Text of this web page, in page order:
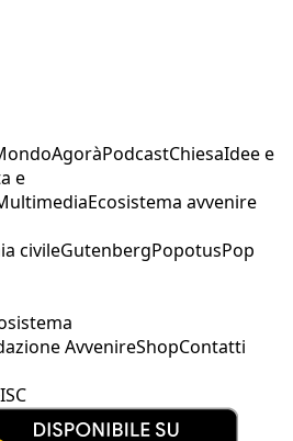
AgoràPodcastChiesaIdee e
e
Ecosistema avvenire
civileGutenbergPopotusPop
AvvenireShopContatti